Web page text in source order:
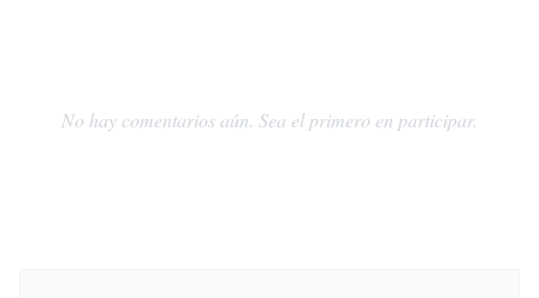
No hay comentarios aún. Sea el primero en participar.